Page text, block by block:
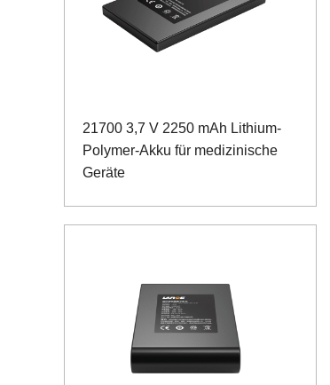
21700 3,7 V 2250 mAh Lithium-
Polymer-Akku für medizinische
Geräte